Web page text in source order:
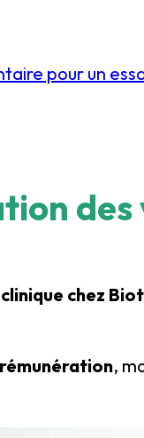
pour un
des
chez
rémunération,